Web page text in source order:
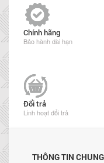
Chính hãng
Bảo hành dài hạn
Đổi trả
Linh hoạt đổi trả
THÔNG TIN CHUNG